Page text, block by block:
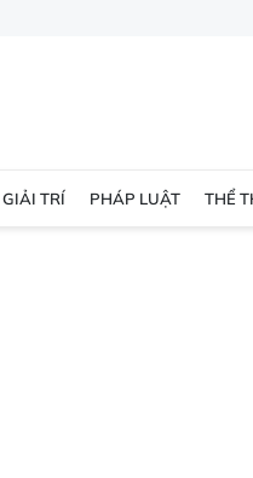
TRÍ PHÁP LUẬT THỂ